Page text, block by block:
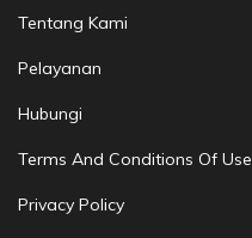
Tentang Kami
Pelayanan
Hubungi
Terms And Conditions Of Use
Privacy Policy